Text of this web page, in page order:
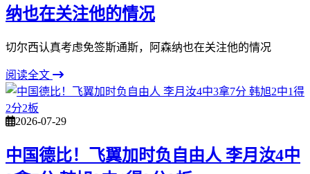
纳也在关注他的情况
切尔西认真考虑免签斯通斯，阿森纳也在关注他的情况
阅读全文
2026-07-29
中国德比！飞翼加时负自由人 李月汝4中